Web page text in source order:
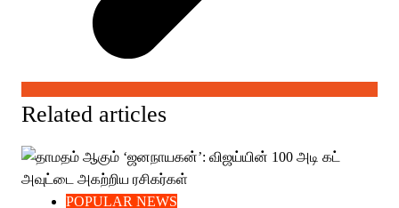
Related articles
POPULAR NEWS